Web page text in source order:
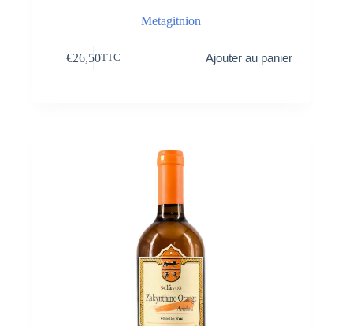
Metagitnion
€26,50TTC Ajouter au panier